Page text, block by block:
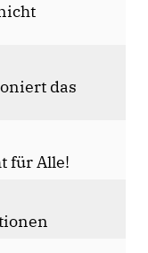
das
für Alle!